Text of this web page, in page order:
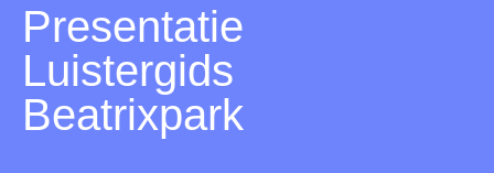
Presentatie
Luistergids
Beatrixpark